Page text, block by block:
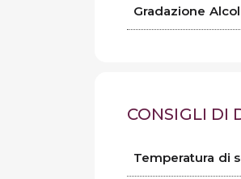
Gradazione
CONSIGLI DI
Temperatura di